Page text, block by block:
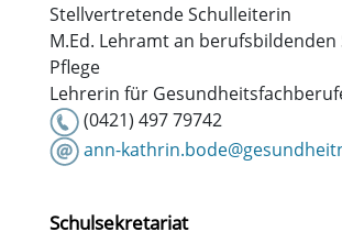
Stellvertretende Schulleiterin
M.Ed. Lehramt an berufsbildenden
Pflege
Lehrerin für
(0421) 497 79742
ann-
Schulsekretariat